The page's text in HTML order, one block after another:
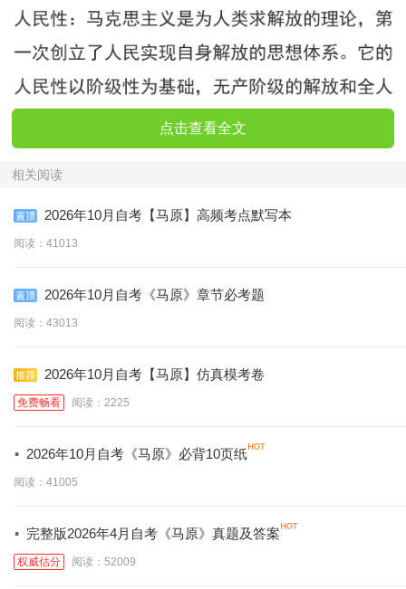
点击查看全文
相关阅读
2026年10月自考【马原】高频考点默写本
阅读：41013
2026年10月自考《马原》章节必考题
阅读：43013
2026年10月自考【马原】仿真模考卷
免费畅看 阅读：2225
· 2026年10月自考《马原》必背10页纸
阅读：41005
· 完整版2026年4月自考《马原》真题及答案
权威估分 阅读：52009